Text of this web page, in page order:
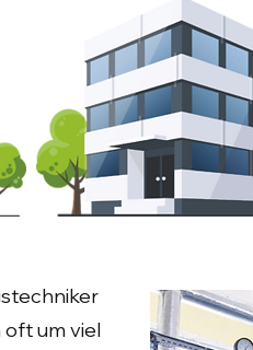
oft um viel